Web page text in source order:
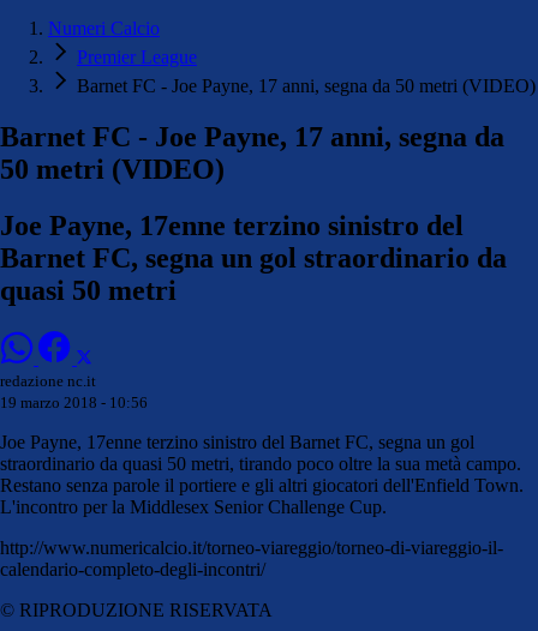
Numeri Calcio
Premier League
Barnet FC - Joe Payne, 17 anni, segna da 50 metri (VIDEO)
Barnet FC - Joe Payne, 17 anni, segna da
50 metri (VIDEO)
Joe Payne, 17enne terzino sinistro del
Barnet FC, segna un gol straordinario da
quasi 50 metri
redazione nc.it
19 marzo 2018 - 10:56
Joe Payne, 17enne terzino sinistro del Barnet FC, segna un gol
straordinario da quasi 50 metri, tirando poco oltre la sua metà campo.
Restano senza parole il portiere e gli altri giocatori dell'Enfield Town.
L'incontro per la Middlesex Senior Challenge Cup.
http://www.numericalcio.it/torneo-viareggio/torneo-di-viareggio-il-
calendario-completo-degli-incontri/
© RIPRODUZIONE RISERVATA